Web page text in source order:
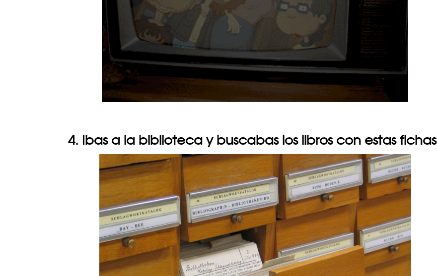
4. Ibas a la biblioteca y buscabas los libros con estas fichas